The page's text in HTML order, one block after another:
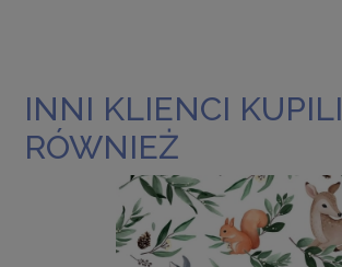
INNI KLIENCI KUPILI
RÓWNIEŻ